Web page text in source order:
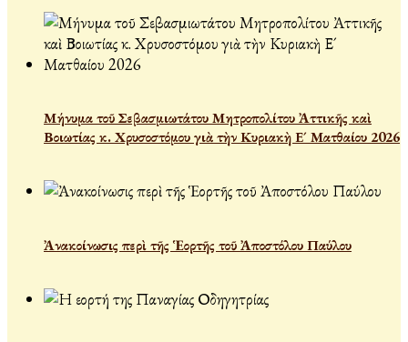
Μήνυμα τοῦ Σεβασμιωτάτου Μητροπολίτου Ἀττικῆς καὶ
Βοιωτίας κ. Χρυσοστόμου γιὰ τὴν Κυριακὴ Ε´ Ματθαίου 2026
Ἀνακοίνωσις περὶ τῆς Ἑορτῆς τοῦ Ἀποστόλου Παύλου